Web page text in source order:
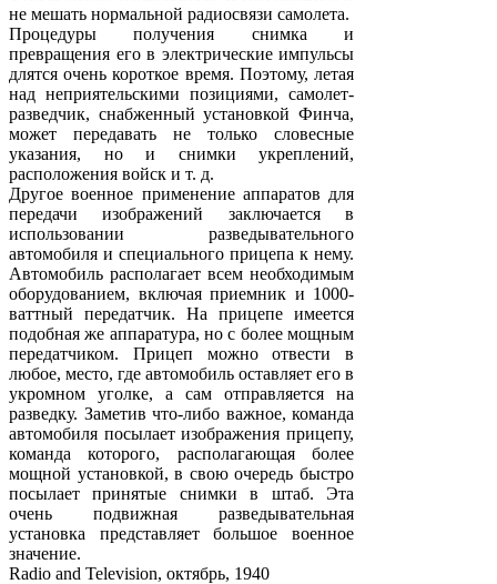
не мешать нормальной радиосвязи самолета.
Процедуры получения снимка и
превращения его в электрические импульсы
длятся очень короткое время. Поэтому, летая
над неприятельскими позициями, самолет-
разведчик, снабженный установкой Финча,
может передавать не только словесные
указания, но и снимки укреплений,
расположения войск и т. д.
Другое военное применение аппаратов для
передачи изображений заключается в
использовании разведывательного
автомобиля и специального прицепа к нему.
Автомобиль располагает всем необходимым
оборудованием, включая приемник и 1000-
ваттный передатчик. На прицепе имеется
подобная же аппаратура, но с более мощным
передатчиком. Прицеп можно отвести в
любое, место, где автомобиль оставляет его в
укромном уголке, а сам отправляется на
разведку. Заметив что-либо важное, команда
автомобиля посылает изображения прицепу,
команда которого, располагающая более
мощной установкой, в свою очередь быстро
посылает принятые снимки в штаб. Эта
очень подвижная разведывательная
установка представляет большое военное
значение.
Radio and Television, октябрь, 1940